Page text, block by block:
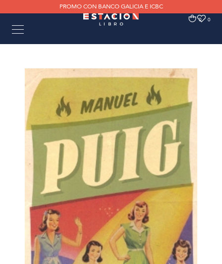
PROMO CON BANCO GALICIA E ICBC
0 0